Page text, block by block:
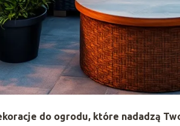
do ogrodu, które nadadzą